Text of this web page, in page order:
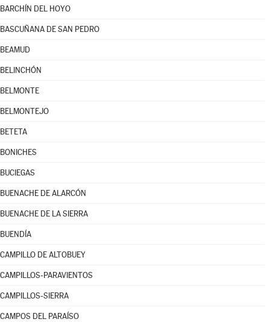
BARCHÍN DEL HOYO
BASCUÑANA DE SAN PEDRO
BEAMUD
BELINCHÓN
BELMONTE
BELMONTEJO
BETETA
BONICHES
BUCIEGAS
BUENACHE DE ALARCÓN
BUENACHE DE LA SIERRA
BUENDÍA
CAMPILLO DE ALTOBUEY
CAMPILLOS-PARAVIENTOS
CAMPILLOS-SIERRA
CAMPOS DEL PARAÍSO